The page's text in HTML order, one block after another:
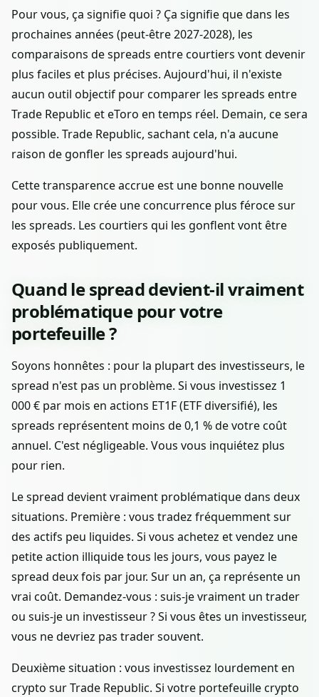
Pour vous, ça signifie quoi ? Ça signifie que dans les
prochaines années (peut-être 2027-2028), les
comparaisons de spreads entre courtiers vont devenir
plus faciles et plus précises. Aujourd'hui, il n'existe
aucun outil objectif pour comparer les spreads entre
Trade Republic et eToro en temps réel. Demain, ce sera
possible. Trade Republic, sachant cela, n'a aucune
raison de gonfler les spreads aujourd'hui.
Cette transparence accrue est une bonne nouvelle
pour vous. Elle crée une concurrence plus féroce sur
les spreads. Les courtiers qui les gonflent vont être
exposés publiquement.
Quand le spread devient-il vraiment
problématique pour votre
portefeuille ?
Soyons honnêtes : pour la plupart des investisseurs, le
spread n'est pas un problème. Si vous investissez 1
000 € par mois en actions ET1F (ETF diversifié), les
spreads représentent moins de 0,1 % de votre coût
annuel. C'est négligeable. Vous vous inquiétez plus
pour rien.
Le spread devient vraiment problématique dans deux
situations. Première : vous tradez fréquemment sur
des actifs peu liquides. Si vous achetez et vendez une
petite action illiquide tous les jours, vous payez le
spread deux fois par jour. Sur un an, ça représente un
vrai coût. Demandez-vous : suis-je vraiment un trader
ou suis-je un investisseur ? Si vous êtes un investisseur,
vous ne devriez pas trader souvent.
Deuxième situation : vous investissez lourdement en
crypto sur Trade Republic. Si votre portefeuille crypto